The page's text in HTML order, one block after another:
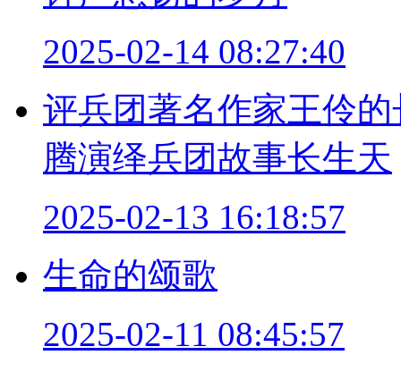
2025-02-14 08:27:40
评兵团著名作家王伶
腾演绎兵团故事长生天
2025-02-13 16:18:57
生命的颂歌
2025-02-11 08:45:57